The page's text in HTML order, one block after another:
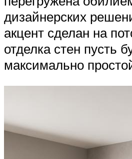
дизайнерских
акцент сделан на
отделка стен пусть
максимально